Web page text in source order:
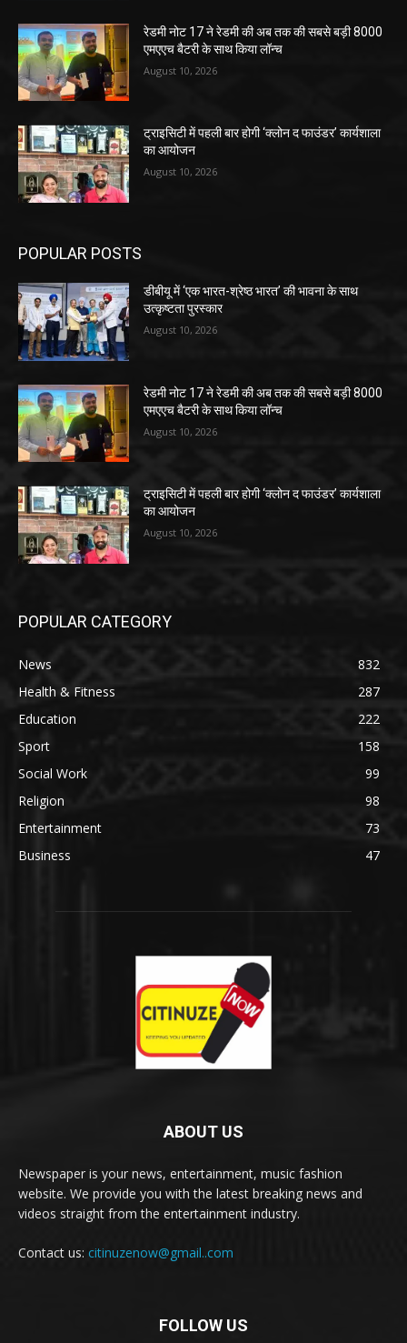
रेडमी नोट 17 ने रेडमी की अब तक की सबसे बड़ी 8000
एमएएच बैटरी के साथ किया लॉन्च
August 10, 2026
ट्राइसिटी में पहली बार होगी ‘क्लोन द फाउंडर’ कार्यशाला
का आयोजन
August 10, 2026
POPULAR POSTS
डीबीयू में ‘एक भारत-श्रेष्ठ भारत’ की भावना के साथ
उत्कृष्टता पुरस्कार
August 10, 2026
रेडमी नोट 17 ने रेडमी की अब तक की सबसे बड़ी 8000
एमएएच बैटरी के साथ किया लॉन्च
August 10, 2026
ट्राइसिटी में पहली बार होगी ‘क्लोन द फाउंडर’ कार्यशाला
का आयोजन
August 10, 2026
POPULAR CATEGORY
News
832
Health & Fitness
287
Education
222
Sport
158
Social Work
99
Religion
98
Entertainment
73
Business
47
ABOUT US
Newspaper is your news, entertainment, music fashion
website. We provide you with the latest breaking news and
videos straight from the entertainment industry.
Contact us: citinuzenow@gmail..com
FOLLOW US